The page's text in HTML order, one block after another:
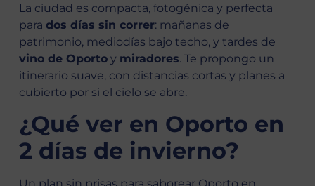
La ciudad es compacta, fotogénica y perfecta
para dos días sin correr: mañanas de
patrimonio, mediodías bajo techo, y tardes de
vino de Oportoy miradores. Te propongo un
itinerario suave, con distancias cortas y planes a
cubierto por si el cielo se abre.
¿Qué ver en Oporto en
2 días de invierno?